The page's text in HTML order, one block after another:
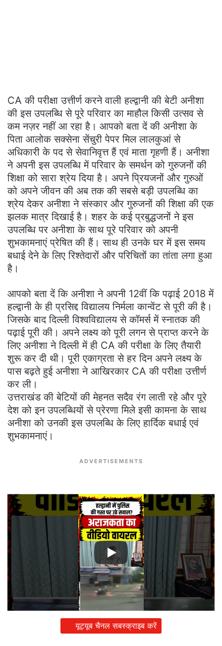
CA की परीक्षा उत्तीर्ण करने वाली हल्द्वानी की बेटी अनीशा
की इस उपलब्धि से पूरे परिवार का माहौल किसी उत्सव से
कम नज़र नहीं आ रहा है। आपको बता दें की अनीशा के
पिता आलोक सक्सेना सेंचुरी पेपर मिल लालकुआं से
अधिकारी के पद से सेवानिवृत्त हैं एवं माता गृहणी हैं। अनीशा
ने अपनी इस उपलब्धि में परिवार के समर्थन को गुरुजनों की
शिक्षा को सारा श्रेय दिया है। अपने प्रियजनों और गुरुओं
को अपने जीवन की अब तक की सबसे बड़ी उपलब्धि का
श्रेय देकर अनीशा ने संस्कार और गुरुजनों की शिक्षा की एक
झलक मात्र दिखाई है। शहर के कई प्रबुद्धजनों ने इस
उपलब्धि पर अनीशा के साथ पूरे परिवार को अपनी
शुभकामनाएं प्रेषित की हैं। साथ ही उनके घर में इस समय
बधाई देने के लिए रिश्तेदारों और परिचितों का तांता लगा हुआ
है।
आपको बता दें कि अनीशा ने अपनी 12वीं कि पढ़ाई 2018 में
हल्द्वानी के ही प्रसिद्द विद्यालय निर्मला कान्वेंट से पूरी की है।
जिसके बाद दिल्ली विश्वविद्यालय से कॉमर्स में स्नातक की
पढ़ाई पूरी की। अपने लक्ष्य को पूरी लगन से प्राप्त करने के
लिए अनीशा ने दिल्ली में ही CA की परीक्षा के लिए तैयारी
शुरू कर दी थी। पूरी एकाग्रता से हर दिन अपने लक्ष्य के
पास बढ़ते हुई अनीशा ने आखिरकार CA की परीक्षा उत्तीर्ण
कर ली।
उत्तराखंड की बेटियों की मेहनत सदैव रंग लाती रहे और पूरे
देश को इन उपलब्धियों से प्रेरणा मिले इसी कामना के साथ
अनीशा को उनकी इस उपलब्धि के लिए हार्दिक बधाई एवं
शुभकामनाएं।
ADVERTISEMENTS
यूट्यूब चैनल सबस्क्राइब करें